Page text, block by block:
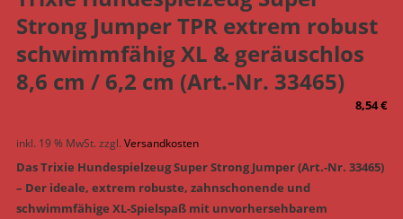
Strong Jumper TPR extrem robust
schwimmfähig XL & geräuschlos
8,6 cm / 6,2 cm (Art.-Nr. 33465)
8,54€
inkl. 19 % MwSt. zzgl. Versandkosten
Das Trixie Hundespielzeug Super Strong Jumper (Art.-Nr. 33465)
– Der ideale, extrem robuste, zahnschonende und
schwimmfähige XL-Spielspaß mit unvorhersehbarem